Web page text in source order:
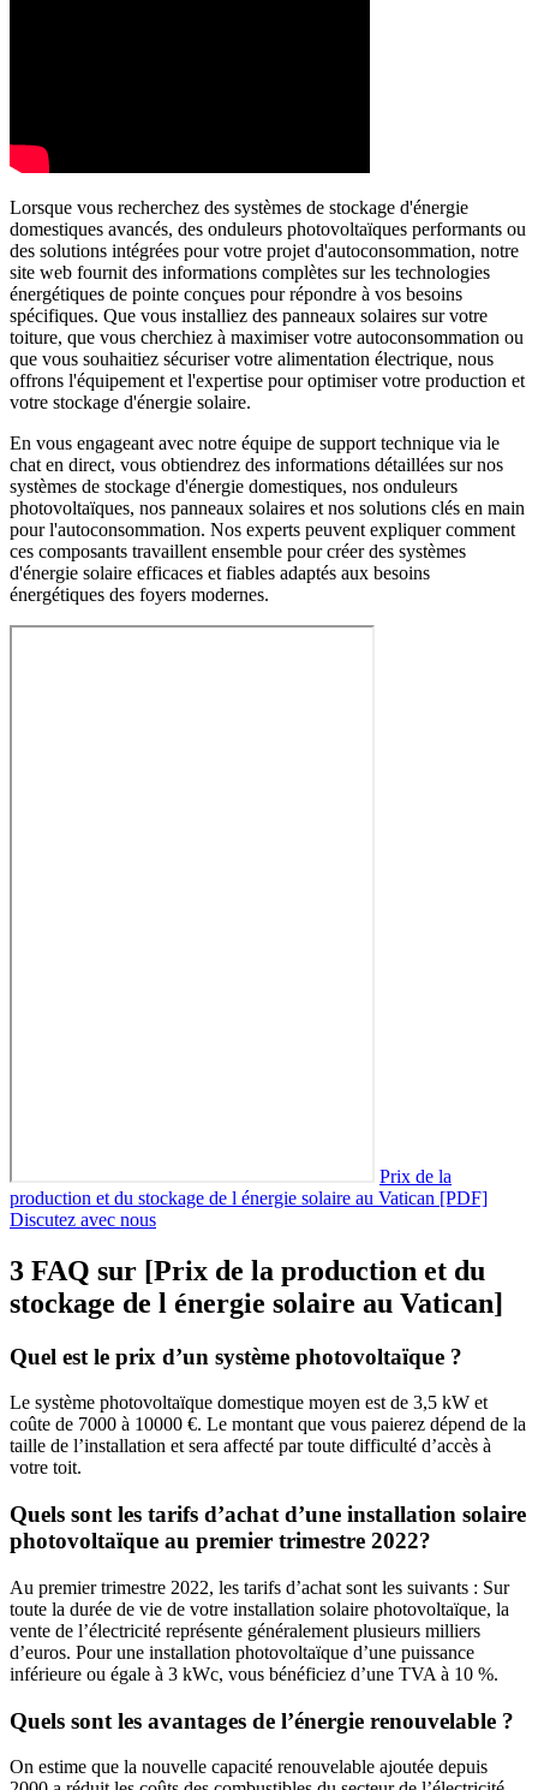
Lorsque vous recherchez des systèmes de stockage d'énergie
domestiques avancés, des onduleurs photovoltaïques performants ou
des solutions intégrées pour votre projet d'autoconsommation, notre
site web fournit des informations complètes sur les technologies
énergétiques de pointe conçues pour répondre à vos besoins
spécifiques. Que vous installiez des panneaux solaires sur votre
toiture, que vous cherchiez à maximiser votre autoconsommation ou
que vous souhaitiez sécuriser votre alimentation électrique, nous
offrons l'équipement et l'expertise pour optimiser votre production et
votre stockage d'énergie solaire.
En vous engageant avec notre équipe de support technique via le
chat en direct, vous obtiendrez des informations détaillées sur nos
systèmes de stockage d'énergie domestiques, nos onduleurs
photovoltaïques, nos panneaux solaires et nos solutions clés en main
pour l'autoconsommation. Nos experts peuvent expliquer comment
ces composants travaillent ensemble pour créer des systèmes
d'énergie solaire efficaces et fiables adaptés aux besoins
énergétiques des foyers modernes.
Prix de la
production et du stockage de l énergie solaire au Vatican [PDF]
Discutez avec nous
3 FAQ sur [Prix de la production et du
stockage de l énergie solaire au Vatican]
Quel est le prix d’un système photovoltaïque ?
Le système photovoltaïque domestique moyen est de 3,5 kW et
coûte de 7000 à 10000 €. Le montant que vous paierez dépend de la
taille de l’installation et sera affecté par toute difficulté d’accès à
votre toit.
Quels sont les tarifs d’achat d’une installation solaire
photovoltaïque au premier trimestre 2022?
Au premier trimestre 2022, les tarifs d’achat sont les suivants : Sur
toute la durée de vie de votre installation solaire photovoltaïque, la
vente de l’électricité représente généralement plusieurs milliers
d’euros. Pour une installation photovoltaïque d’une puissance
inférieure ou égale à 3 kWc, vous bénéficiez d’une TVA à 10 %.
Quels sont les avantages de l’énergie renouvelable ?
On estime que la nouvelle capacité renouvelable ajoutée depuis